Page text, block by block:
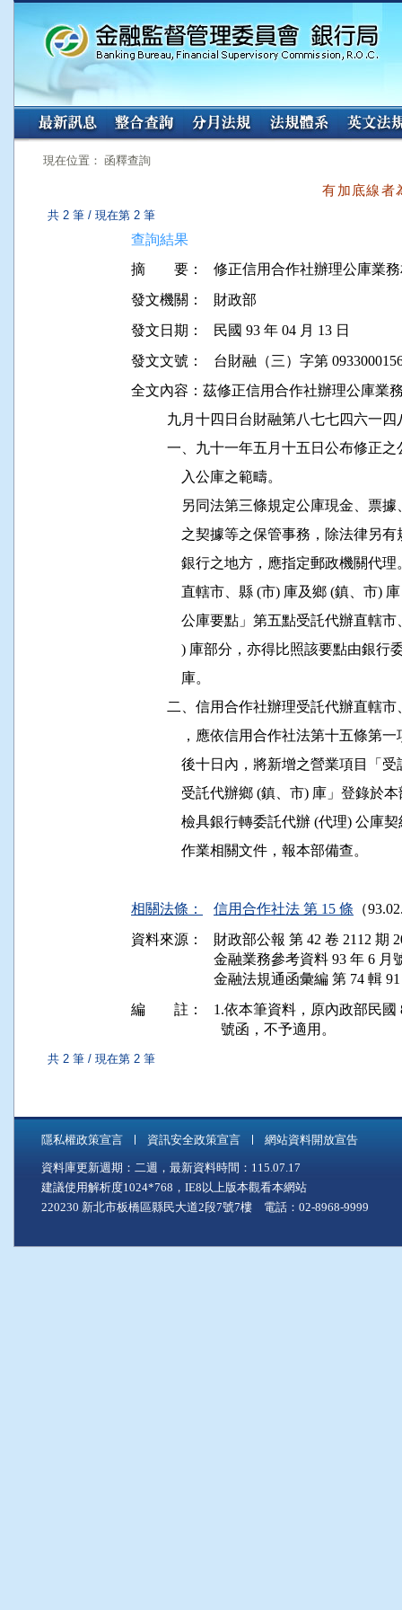
:::
現在位置： 函釋查詢
有加底線者
共 2 筆 / 現在第 2 筆
查詢結果
摘 要：
修正信用合作社辦理公庫業
發文機關：
財政部
發文日期：
民國 93 年 04 月 13 日
發文文號：
台財融（三）字第
全文內容：茲修正信用合作社辦理公庫業
九月十四日台財融第八七七四六一
一、九十一年五月十五日公布修正
              入公庫之範疇。
另同法第三條規定公庫現金、
之契據等之保管事務，除法律
銀行之地方，應指定郵政機關
直轄市、縣 (市) 庫及鄉 (鎮、
公庫要點」第五點受託代辦直轄
) 庫部分，亦得比照該要點由銀
              庫。
二、信用合作社辦理受託代辦直轄
，應依信用合作社法第十五條
後十日內，將新增之營業項目
受託代辦鄉 (鎮、市) 庫」登
檢具銀行轉委託代辦 (代理)
              作業相關文件，報本部備查。
相關法條： 信用合作社法 第 15 條 （
資料來源：
財政部公報 第 42 卷 2112 期
金融業務參考資料 93 年 6 月
金融法規通函彙編 第 74 輯
編 註：
1.依本筆資料，原內政部民國
共 2 筆 / 現在第 2 筆
隱私權政策宣言 資訊安全政策宣言 網站資料開放宣告
資料庫更新週期：二週，最新資料時間：115.07.17
建議使用解析度1024*768，IE8以上版本觀看本網站
220230 新北市板橋區縣民大道2段7號7樓 電話：02-8968-9999